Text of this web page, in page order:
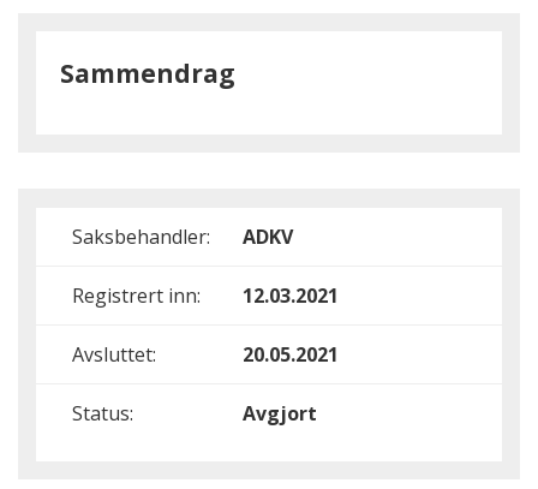
Sammendrag
Saksbehandler: ADKV
Registrert inn: 12.03.2021
Avsluttet: 20.05.2021
Status: Avgjort